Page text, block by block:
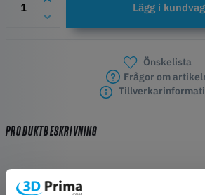
Lägg i
Önskelista
Frågor om
PRODUKTBESKRIVNING
Pålitlig och enkel att skriva ut